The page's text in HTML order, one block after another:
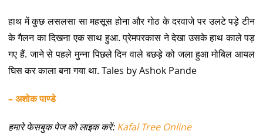
हाथ में कुछ लसलसा सा महसूस होना और गोठ के दरवाजे पर उलटे पड़े टीन
के गैलन का दिखना एक साथ हुआ. प्रेमपरकास ने देखा उसके हाथ काले पड़
गए हैं. जाने से पहले मुन्ना पिछले दिन वाले बछड़े को जला हुआ मोबिल आयल
घिस कर काला बना गया था. Tales by Ashok Pande
– अशोक पाण्डे
हमारे फेसबुक पेज को लाइक करें:Kafal Tree Online